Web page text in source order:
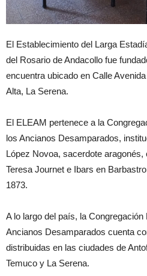
El Establecimiento del Larga
del Rosario de Andacollo fue
encuentra ubicado en Calle
Alta, La Serena.
El ELEAM pertenece a la
los Ancianos Desamparados,
López Novoa, sacerdote
Teresa Journet e Ibars en
1873.
A lo largo del país, la
Ancianos Desamparados cuenta
distribuidas en las ciudades de
Temuco y La Serena.